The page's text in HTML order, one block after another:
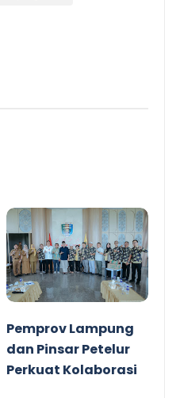
Pemprov Lampung
dan Pinsar Petelur
Perkuat Kolaborasi